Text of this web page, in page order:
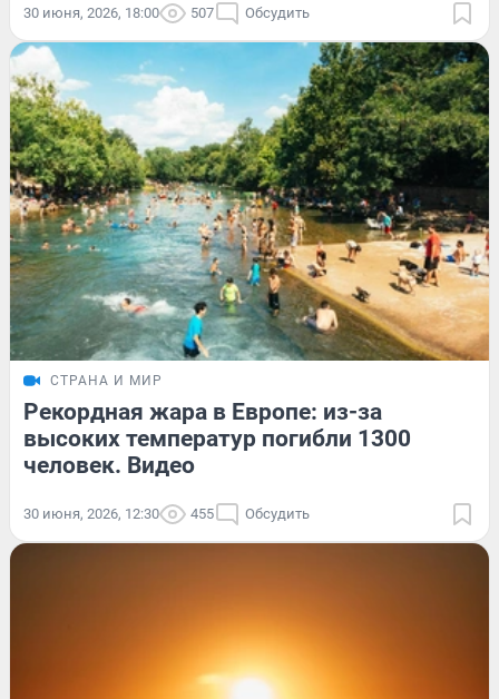
30 июня, 2026, 18:00 507 Обсудить
СТРАНА И МИР
Рекордная жара в Европе: из-за
высоких температур погибли 1300
человек. Видео
30 июня, 2026, 12:30 455 Обсудить